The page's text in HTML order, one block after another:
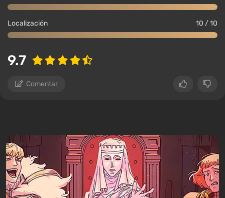
Localización 10 / 10
9.7
Comentar